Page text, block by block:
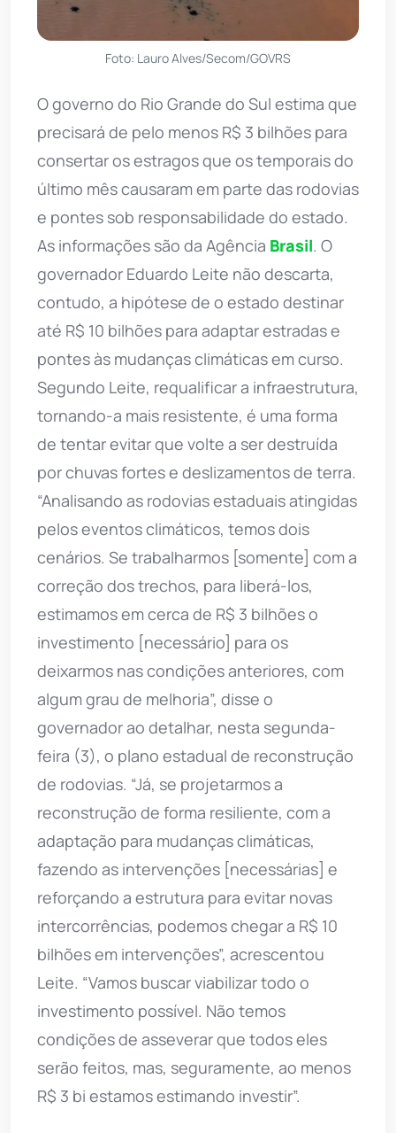
Foto: Lauro Alves/Secom/GOVRS
O governo do Rio Grande do Sul estima que
precisará de pelo menos R$ 3 bilhões para
consertar os estragos que os temporais do
último mês causaram em parte das rodovias
e pontes sob responsabilidade do estado.
As informações são da Agência Brasil. O
governador Eduardo Leite não descarta,
contudo, a hipótese de o estado destinar
até R$ 10 bilhões para adaptar estradas e
pontes às mudanças climáticas em curso.
Segundo Leite, requalificar a infraestrutura,
tornando-a mais resistente, é uma forma
de tentar evitar que volte a ser destruída
por chuvas fortes e deslizamentos de terra.
“Analisando as rodovias estaduais atingidas
pelos eventos climáticos, temos dois
cenários. Se trabalharmos [somente] com a
correção dos trechos, para liberá-los,
estimamos em cerca de R$ 3 bilhões o
investimento [necessário] para os
deixarmos nas condições anteriores, com
algum grau de melhoria”, disse o
governador ao detalhar, nesta segunda-
feira (3), o plano estadual de reconstrução
de rodovias. “Já, se projetarmos a
reconstrução de forma resiliente, com a
adaptação para mudanças climáticas,
fazendo as intervenções [necessárias] e
reforçando a estrutura para evitar novas
intercorrências, podemos chegar a R$ 10
bilhões em intervenções”, acrescentou
Leite. “Vamos buscar viabilizar todo o
investimento possível. Não temos
condições de asseverar que todos eles
serão feitos, mas, seguramente, ao menos
R$ 3 bi estamos estimando investir”.